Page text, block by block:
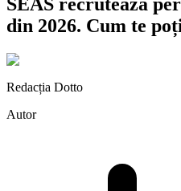
din 2026. Cum te
Redacția Dotto
Autor